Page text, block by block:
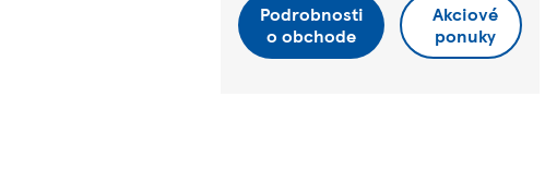
Podrobnosti
o obchode
Akciové
ponuky